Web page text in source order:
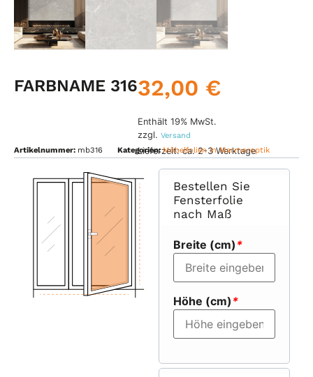
FARBNAME 31632,00 €
Enthält 19% MwSt.
zzgl. Versand
Lieferzeit: ca. 2-3 Werktage
Artikelnummer: mb316 Kategorien:Möbelfolien in Marmoroptik
Bestellen Sie
Fensterfolie
nach Maß
Breite (cm) *
Höhe (cm) *